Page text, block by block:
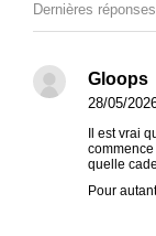
Dernières réponses
Gloops
28/05/
Il est vrai
quelle
Pour